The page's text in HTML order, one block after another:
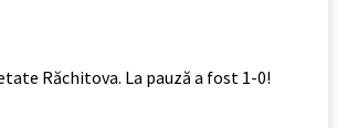
Răchitova. La pauză a fost 1-0!